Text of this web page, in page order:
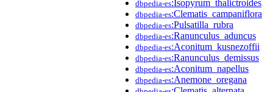
dbpedia-es:Isopyrum_thalictroides
dbpedia-es:Clematis_campaniflora
dbpedia-es:Pulsatilla_rubra
dbpedia-es:Ranunculus_aduncus
dbpedia-es:Aconitum_kusnezoffii
dbpedia-es:Ranunculus_demissus
dbpedia-es:Aconitum_napellus
dbpedia-es:Anemone_oregana